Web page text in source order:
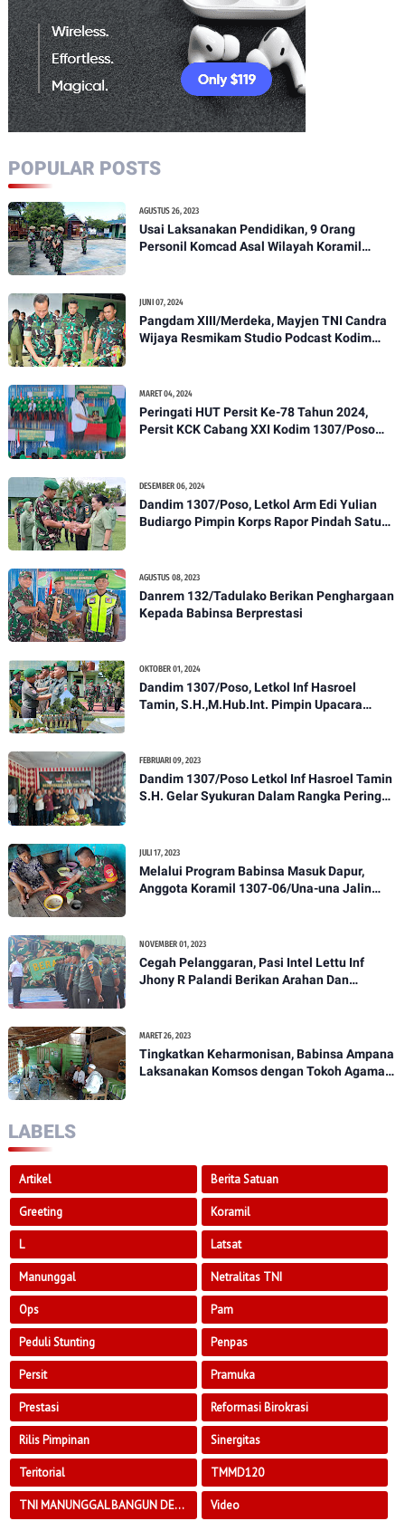
POPULAR POSTS
AGUSTUS 26, 2023
Usai Laksanakan Pendidikan, 9 Orang
Personil Komcad Asal Wilayah Koramil
JUNI 07, 2024
Pangdam XIII/Merdeka, Mayjen TNI Candra
Wijaya Resmikam Studio Podcast Kodim
MARET 04, 2024
Peringati HUT Persit Ke-78 Tahun 2024,
Persit KCK Cabang XXI Kodim 1307/Poso
DESEMBER 06, 2024
Dandim 1307/Poso, Letkol Arm Edi Yulian
Budiargo Pimpin Korps Rapor Pindah Satuan
AGUSTUS 08, 2023
Danrem 132/Tadulako Berikan Penghargaan
Kepada Babinsa Berprestasi
OKTOBER 01, 2024
Dandim 1307/Poso, Letkol Inf Hasroel
Tamin, S.H.,M.Hub.Int. Pimpin Upacara
FEBRUARI 09, 2023
Dandim 1307/Poso Letkol Inf Hasroel Tamin
S.H. Gelar Syukuran Dalam Rangka Peringati
JULI 17, 2023
Melalui Program Babinsa Masuk Dapur,
Anggota Koramil 1307-06/Una-una Jalin
NOVEMBER 01, 2023
Cegah Pelanggaran, Pasi Intel Lettu Inf
Jhony R Palandi Berikan Arahan Dan
MARET 26, 2023
Tingkatkan Keharmonisan, Babinsa Ampana
Laksanakan Komsos dengan Tokoh Agama
LABELS
Artikel Berita Satuan
Greeting Koramil
L Latsat
Manunggal Netralitas TNI
Ops Pam
Peduli Stunting Penpas
Persit Pramuka
Prestasi Reformasi Birokrasi
Rilis Pimpinan Sinergitas
Teritorial TMMD120
TNI MANUNGGAL BANGUN DESA Video